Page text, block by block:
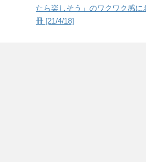
たら楽しそう」のワクワク感
冊 [21/4/18]